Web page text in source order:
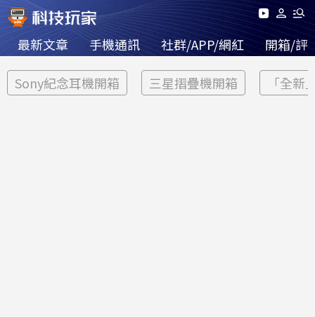
最新文章 手機通訊 社群/APP/網紅 開箱/評
Sony紀念耳機開箱 三星摺疊機開箱 「全新